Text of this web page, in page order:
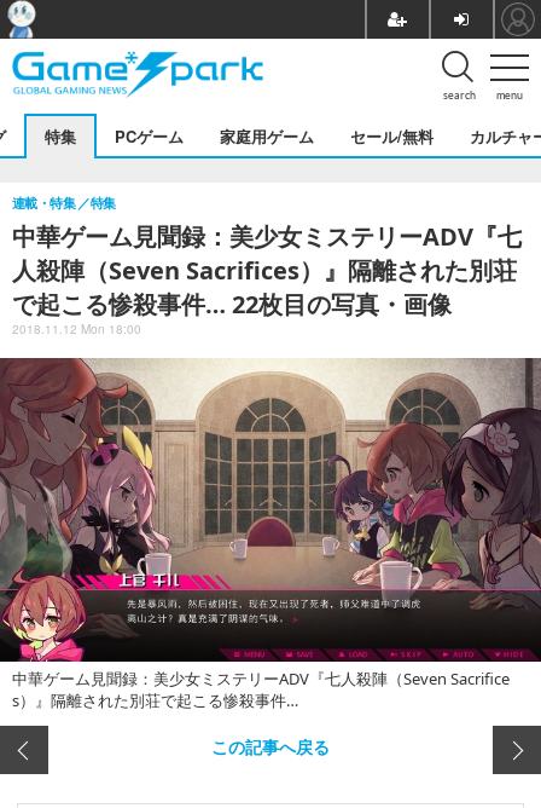
menu
search
特集 PCゲーム 家庭用ゲーム セール/無料 カルチャ
中華ゲーム見聞録：美少女ミステリーADV『七
人殺陣（Seven Sacrifices）』隔離された別荘
で起こる惨殺事件… 22枚目の写真・画像
連載・特集 特集
2018.11.12 Mon 18:00
中華ゲーム見聞録：美少女ミステリーADV『七人殺陣（Seven Sacrifice
s）』隔離された別荘で起こる惨殺事件…
この記事へ戻る